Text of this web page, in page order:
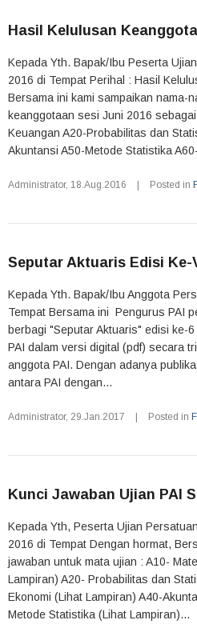
Hasil Kelulusan
Kepada Yth. Bapak/Ibu Peserta
2016 di Tempat Perihal : Hasil
Bersama ini kami sampaikan nama-
keanggotaan sesi Juni 2016
Keuangan A20-Probabilitas dan
Akuntansi A50-Metode Statistika
Administrator, 18.Aug.2016 Posted in
Seputar Aktuaris Edisi Ke-
Kepada Yth. Bapak/Ibu Anggota
Tempat Bersama ini Pengurus PAI
berbagi "Seputar Aktuaris" edisi ke-
PAI dalam versi digital (pdf) secara
anggota PAI. Dengan adanya
antara PAI dengan...
Administrator, 29.Jan.2017 Posted in
Kunci Jawaban Ujian PAI
Kepada Yth, Peserta Ujian
2016 di Tempat Dengan hormat,
jawaban untuk mata ujian : A10-
Lampiran) A20- Probabilitas dan
Ekonomi (Lihat Lampiran) A40-
Metode Statistika (Lihat Lampiran)...